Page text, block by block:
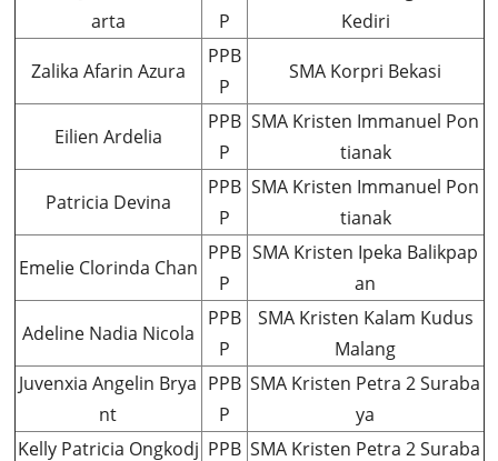
arta
P
Kediri
Zalika Afarin Azura
PPB
P
SMA Korpri Bekasi
Eilien Ardelia
PPB
P
SMA Kristen Immanuel Pon
tianak
Patricia Devina
PPB
P
SMA Kristen Immanuel Pon
tianak
Emelie Clorinda Chan
PPB
P
SMA Kristen Ipeka Balikpap
an
Adeline Nadia Nicola
PPB
P
SMA Kristen Kalam Kudus
Malang
Juvenxia Angelin Brya
nt
PPB
P
SMA Kristen Petra 2 Suraba
ya
Kelly Patricia Ongkodj PPB SMA Kristen Petra 2 Suraba